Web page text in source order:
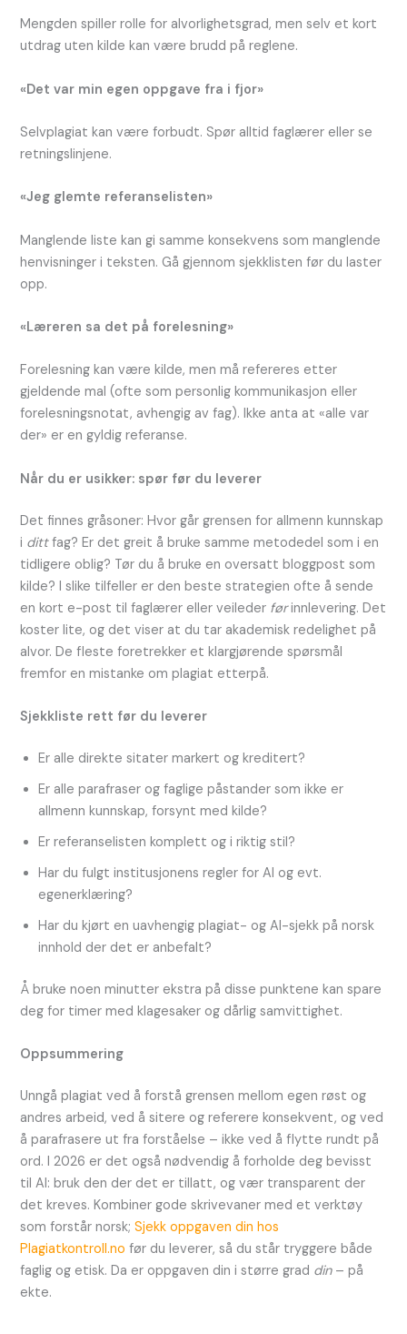
Mengden spiller rolle for alvorlighetsgrad, men selv et kort
utdrag uten kilde kan være brudd på reglene.
«Det var min egen oppgave fra i fjor»
Selvplagiat kan være forbudt. Spør alltid faglærer eller se
retningslinjene.
«Jeg glemte referanselisten»
Manglende liste kan gi samme konsekvens som manglende
henvisninger i teksten. Gå gjennom sjekklisten før du laster
opp.
«Læreren sa det på forelesning»
Forelesning kan være kilde, men må refereres etter
gjeldende mal (ofte som personlig kommunikasjon eller
forelesningsnotat, avhengig av fag). Ikke anta at «alle var
der» er en gyldig referanse.
Når du er usikker: spør før du leverer
Det finnes gråsoner: Hvor går grensen for allmenn kunnskap
i dittfag? Er det greit å bruke samme metodedel som i en
tidligere oblig? Tør du å bruke en oversatt bloggpost som
kilde? I slike tilfeller er den beste strategien ofte å sende
en kort e-post til faglærer eller veileder førinnlevering. Det
koster lite, og det viser at du tar akademisk redelighet på
alvor. De fleste foretrekker et klargjørende spørsmål
fremfor en mistanke om plagiat etterpå.
Sjekkliste rett før du leverer
Er alle direkte sitater markert og kreditert?
Er alle parafraser og faglige påstander som ikke er
allmenn kunnskap, forsynt med kilde?
Er referanselisten komplett og i riktig stil?
Har du fulgt institusjonens regler for AI og evt.
egenerklæring?
Har du kjørt en uavhengig plagiat- og AI-sjekk på norsk
innhold der det er anbefalt?
Å bruke noen minutter ekstra på disse punktene kan spare
deg for timer med klagesaker og dårlig samvittighet.
Oppsummering
Unngå plagiat ved å forstå grensen mellom egen røst og
andres arbeid, ved å sitere og referere konsekvent, og ved
å parafrasere ut fra forståelse – ikke ved å flytte rundt på
ord. I 2026 er det også nødvendig å forholde deg bevisst
til AI: bruk den der det er tillatt, og vær transparent der
det kreves. Kombiner gode skrivevaner med et verktøy
som forstår norsk;Sjekk oppgaven din hos
Plagiatkontroll.no før du leverer, så du står tryggere både
faglig og etisk. Da er oppgaven din i større grad din– på
ekte.